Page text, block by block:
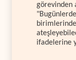
görevinden
ifadelerine